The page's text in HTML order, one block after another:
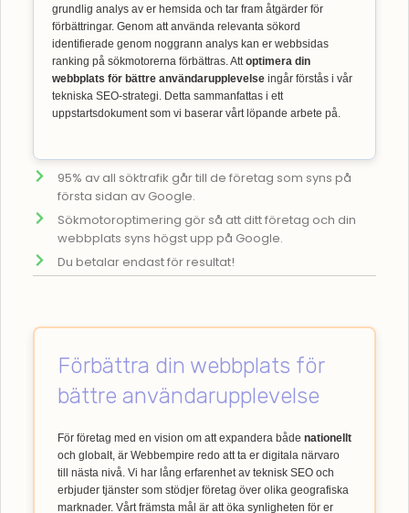
grundlig analys av er hemsida och tar fram åtgärder för
förbättringar. Genom att använda relevanta sökord
identifierade genom noggrann analys kan er webbsidas
ranking på sökmotorerna förbättras. Attoptimera din
webbplats för bättre användarupplevelse ingår förstås i vår
tekniska SEO-strategi. Detta sammanfattas i ett
uppstartsdokument som vi baserar vårt löpande arbete på.
95% av all söktrafik går till de företag som syns på
första sidan av Google.
Sökmotoroptimering gör så att ditt företag och din
webbplats syns högst upp på Google.
Du betalar endast för resultat!
Förbättra din webbplats för
bättre användarupplevelse
För företag med en vision om att expandera både nationellt
och globalt, är Webbempire redo att ta er digitala närvaro
till nästa nivå. Vi har lång erfarenhet av teknisk SEO och
erbjuder tjänster som stödjer företag över olika geografiska
marknader. Vårt främsta mål är att öka synligheten för er